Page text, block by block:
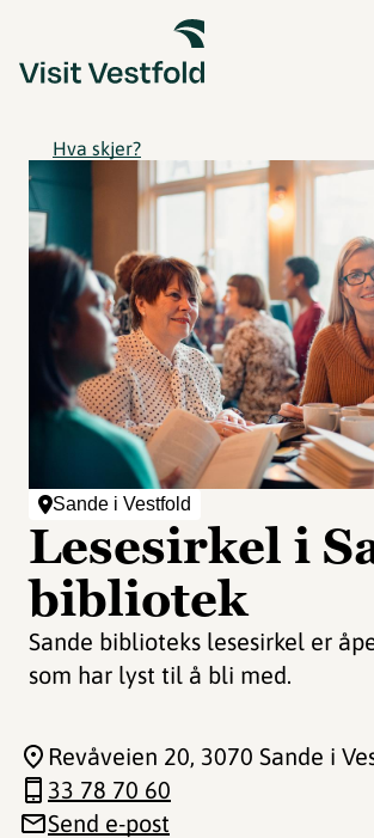
Hva skjer?
Sande i Vestfold
Lesesirkel i
bibliotek
Sande biblioteks lesesirkel er
som har lyst til å bli med.
Revåveien 20, 3070 Sande i
33 78 70 60
Send e-post